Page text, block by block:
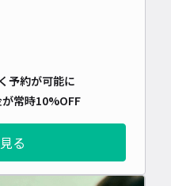
予約が可能に
常時10%OFF
る